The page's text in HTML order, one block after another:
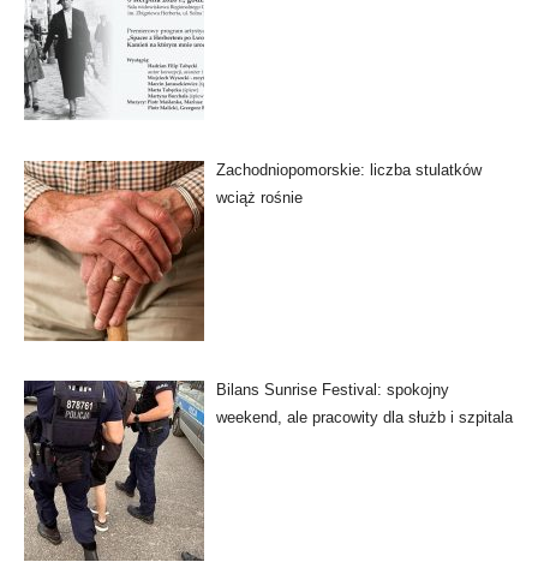
Zachodniopomorskie: liczba stulatków
wciąż rośnie
Bilans Sunrise Festival: spokojny
weekend, ale pracowity dla służb i szpitala